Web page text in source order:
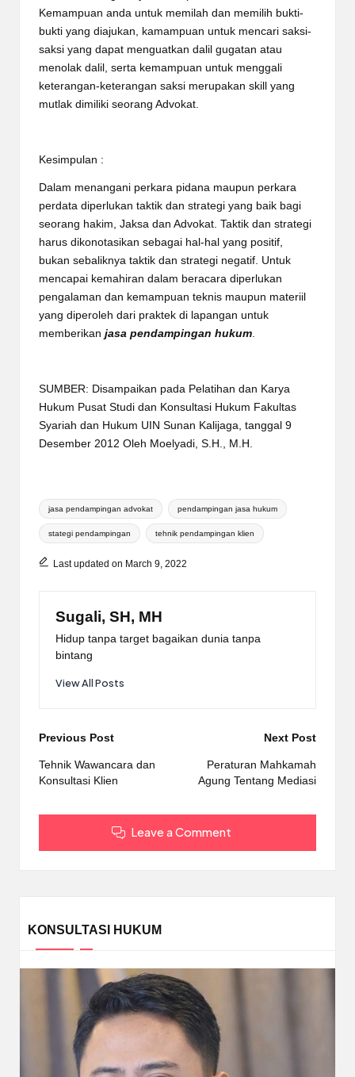
Kemampuan anda untuk memilah dan memilih bukti-
bukti yang diajukan, kamampuan untuk mencari saksi-
saksi yang dapat menguatkan dalil gugatan atau
menolak dalil, serta kemampuan untuk menggali
keterangan-keterangan saksi merupakan skill yang
mutlak dimiliki seorang Advokat.
Kesimpulan :
Dalam menangani perkara pidana maupun perkara
perdata diperlukan taktik dan strategi yang baik bagi
seorang hakim, Jaksa dan Advokat. Taktik dan strategi
harus dikonotasikan sebagai hal-hal yang positif,
bukan sebaliknya taktik dan strategi negatif. Untuk
mencapai kemahiran dalam beracara diperlukan
pengalaman dan kemampuan teknis maupun materiil
yang diperoleh dari praktek di lapangan untuk
memberikan jasa pendampingan hukum
SUMBER: Disampaikan pada Pelatihan dan Karya
Hukum Pusat Studi dan Konsultasi Hukum Fakultas
Syariah dan Hukum UIN Sunan Kalijaga, tanggal 9
Desember 2012 Oleh Moelyadi, S.H., M.H.
Tags:
jasa pendampingan advokat pendampingan jasa hukum
stategi pendampingan tehnik pendampingan klien
Last updated on March 9, 2022
Sugali, SH, MH
Hidup tanpa target bagaikan dunia tanpa
bintang
View All Posts
Post
navigation
Previous Post
Tehnik Wawancara dan
Konsultasi Klien
Next Post
Peraturan Mahkamah
Agung Tentang Mediasi
Leave a Comment
KONSULTASI HUKUM